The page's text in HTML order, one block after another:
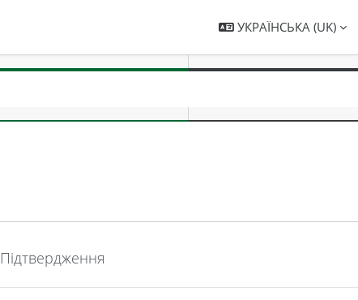
УКРАЇНСЬКА ‎(UK)‎
Підтвердження